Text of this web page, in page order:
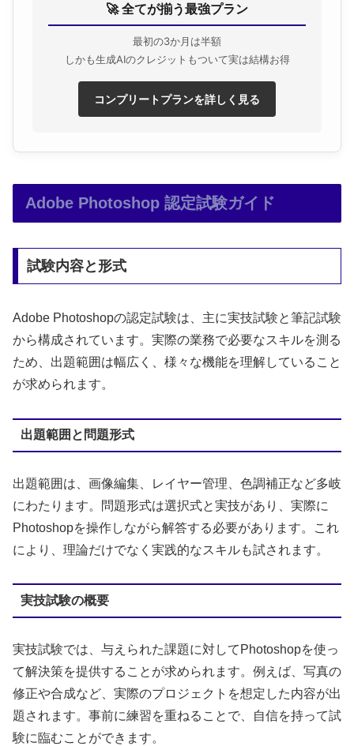
🚀 全てが揃う最強プラン
最初の3か月は半額
しかも生成AIのクレジットもついて実は結構お得
コンプリートプランを詳しく見る
Adobe Photoshop 認定試験ガイド
試験内容と形式
Adobe Photoshopの認定試験は、主に実技試験と筆記試験
から構成されています。実際の業務で必要なスキルを測る
ため、出題範囲は幅広く、様々な機能を理解していること
が求められます。
出題範囲と問題形式
出題範囲は、画像編集、レイヤー管理、色調補正など多岐
にわたります。問題形式は選択式と実技があり、実際に
Photoshopを操作しながら解答する必要があります。これ
により、理論だけでなく実践的なスキルも試されます。
実技試験の概要
実技試験では、与えられた課題に対してPhotoshopを使っ
て解決策を提供することが求められます。例えば、写真の
修正や合成など、実際のプロジェクトを想定した内容が出
題されます。事前に練習を重ねることで、自信を持って試
験に臨むことができます。